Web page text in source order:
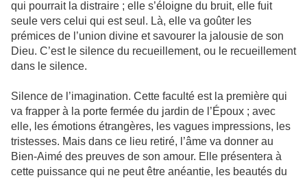
qui pourrait la distraire ; elle s’éloigne du bruit, elle fuit
seule vers celui qui est seul. Là, elle va goûter les
prémices de l’union divine et savourer la jalousie de son
Dieu. C’est le silence du recueillement, ou le recueillement
dans le silence.
Silence de l’imagination. Cette faculté est la première qui
va frapper à la porte fermée du jardin de l’Époux ; avec
elle, les émotions étrangères, les vagues impressions, les
tristesses. Mais dans ce lieu retiré, l’âme va donner au
Bien-Aimé des preuves de son amour. Elle présentera à
cette puissance qui ne peut être anéantie, les beautés du